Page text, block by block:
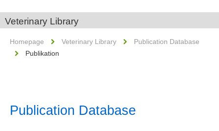
Veterinary Library
Homepage Veterinary Library
Publication Database
Publikation
Publication Database